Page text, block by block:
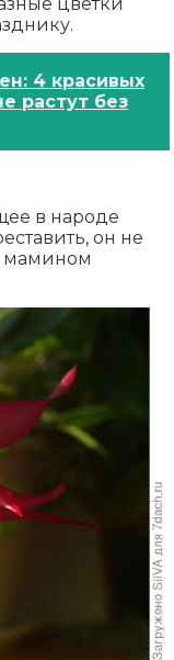
4 красивых
растут без
в народе
он не
мамином